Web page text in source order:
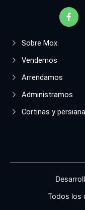
F
a
c
e
Sobre Mox
Vendemos
Arrendamos
Administramos
Cortinas y
Todos los